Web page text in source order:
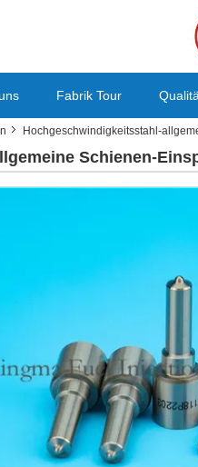
Fabrik Tour
Hochgeschwindigkeitsstahl-
Schienen-